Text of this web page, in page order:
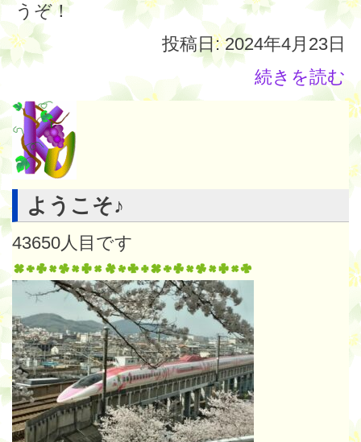
うぞ！
投稿日: 2024年4月23日
続きを読む
ようこそ♪
43650人目です